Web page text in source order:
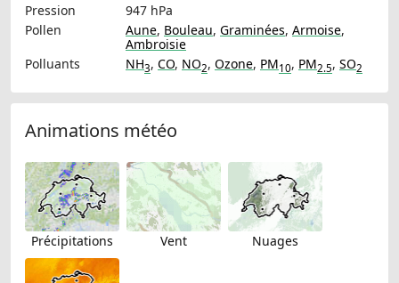
Pression
947 hPa
Pollen
Aune, Bouleau, Graminées, Armoise,
Ambroisie
Polluants
NH3, CO, NO2, Ozone, PM10, PM2.5, SO2
Animations météo
Précipitations Vent Nuages